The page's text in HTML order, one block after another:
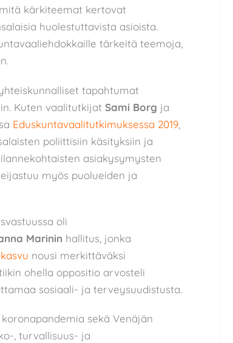
kärkiteemat kertovat
huolestuttavista asioista.
tärkeitä teemoja,
tapahtumat
Kuten vaalitutkijat Sami Borg ja
Eduskuntavaalitutkimuksessa 2019
poliittisiin käsityksiin ja
asiakysymysten
myös puolueiden ja
oli
Marinin hallitus, jonka
nousi merkittäväksi
ohella oppositio arvosteli
sosiaali- ja terveysuudistusta.
sekä Venäjän
, turvallisuus- ja